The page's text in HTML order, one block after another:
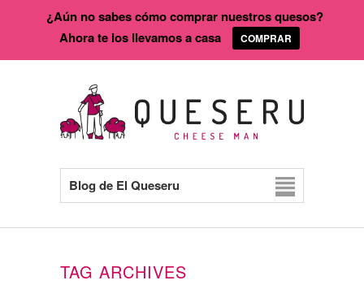
Blog de El Queseru
TAG ARCHIVES
¿Aún no sabes cómo comprar nuestros quesos?
Ahora te los llevamos a casa
COMPRAR